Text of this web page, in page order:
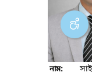
নাম: